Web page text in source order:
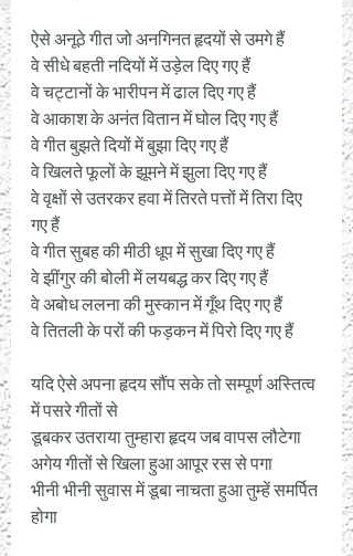
ऐसे अनूठे गीत जो अनगिनत हृदयों से उमगे हैं
वे सीधे बहती नदियों में उड़ेल दिए गए हैं
वे चट्टानों के भारीपन में ढाल दिए गए हैं
वे आकाश के अनंत वितान में घोल दिए गए हैं
वे गीत बुझते दियों में बुझा दिए गए हैं
वे खिलते फूलों के झूमने में झुला दिए गए हैं
वे वृक्षों से उतरकर हवा में तिरते पत्तों में तिरा दिए
गए हैं
वे गीत सुबह की मीठी धूप में सुखा दिए गए हैं
वे झींगुर की बोली में लयबद्ध कर दिए गए हैं
वे अबोध ललना की मुस्कान में गूँथ दिए गए हैं
वे तितली के परों की फड़कन में पिरो दिए गए हैं
यदि ऐसे अपना हृदय सौंप सके तो सम्पूर्ण अस्तित्व
में पसरे गीतों से
डूबकर उतराया तुम्हारा हृदय जब वापस लौटेगा
अगेय गीतों से खिला हुआ आपूर रस से पगा
भीनी भीनी सुवास में डूबा नाचता हुआ तुम्हें समर्पित
होगा